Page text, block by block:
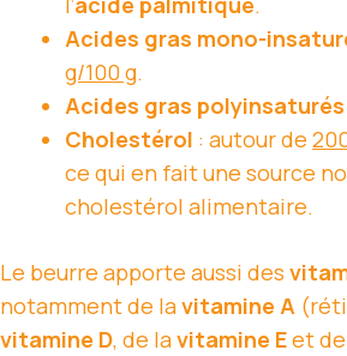
Acides gras mono-
g/100 g.
Acides gras polyinsaturés
Cholestérol : autour de
ce qui en fait une source
cholestérol alimentaire.
Le beurre apporte aussi des
notamment de lavitamine A
vitamine D, de lavitamine Eet